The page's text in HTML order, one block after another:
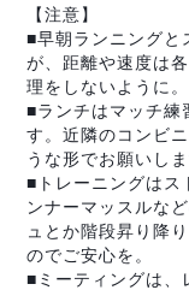
【注意】
■早朝ランニングと
が、距離や速度は
理をしないように。
■ランチはマッチ練
す。近隣のコンビ
うな形でお願いしま
■トレーニングはス
ンナーマッスルな
ュとか階段昇り降
のでご安心を。
■ミーティングは、